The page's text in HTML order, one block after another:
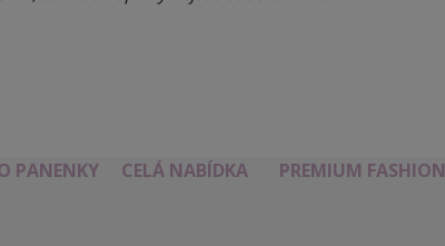
PANENKY CELÁ NABÍDKA PREMIUM FASHION